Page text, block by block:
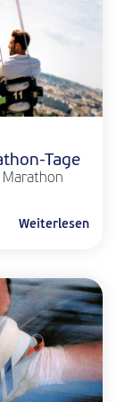
Tage
Marathon
Weiterlesen